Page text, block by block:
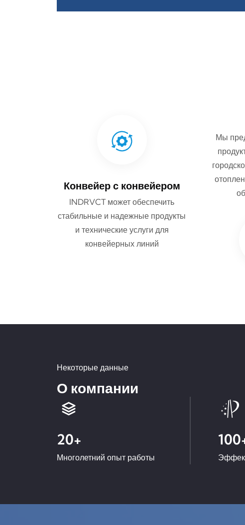
Конвейер с конвейером
INDRVCT может обеспечить
стабильные и надежные продукты
и технические услуги для
конвейерных линий
Мы
Некоторые данные
О компании
20+
Многолетний опыт работы
100